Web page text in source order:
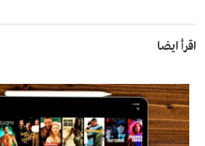
اقرأ ايضا